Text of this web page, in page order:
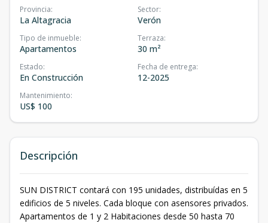
Provincia:
La Altagracia
Sector:
Verón
Tipo de inmueble:
Apartamentos
Terraza:
30 m²
Estado:
En Construcción
Fecha de entrega:
12-2025
Mantenimiento:
US$ 100
Descripción
SUN DISTRICT contará con 195 unidades, distribuídas en 5
edificios de 5 niveles. Cada bloque con asensores privados.
Apartamentos de 1 y 2 Habitaciones desde 50 hasta 70